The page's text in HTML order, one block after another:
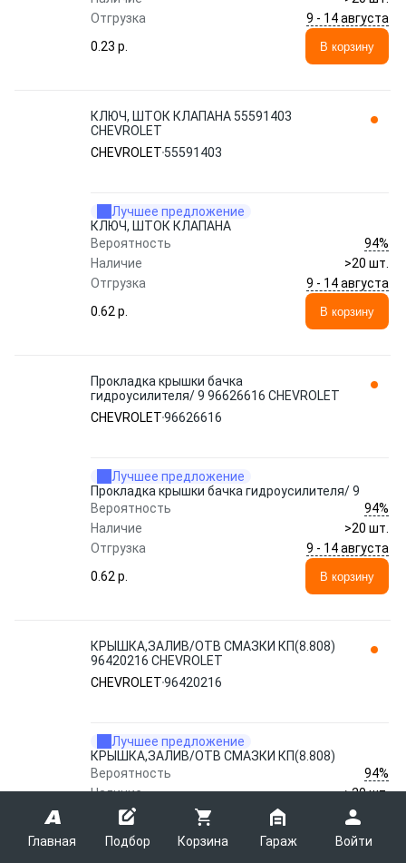
Главная Подбор Корзина Гараж Войти
Отгрузка
9 - 14 августа
0.23 p.
В корзину
КЛЮЧ, ШТОК КЛАПАНА 55591403
CHEVROLET
CHEVROLET 55591403
Лучшее предложение
КЛЮЧ, ШТОК КЛАПАНА
Вероятность
94%
Наличие
>20 шт.
Отгрузка
9 - 14 августа
0.62 p.
В корзину
Прокладка крышки бачка
гидроусилителя/ 9 96626616 CHEVROLET
CHEVROLET96626616
Лучшее предложение
Прокладка крышки бачка гидроусилителя/ 9
Вероятность
94%
Наличие
>20 шт.
Отгрузка
9 - 14 августа
0.62 p.
В корзину
КРЫШКА,ЗАЛИВ/ОТВ СМАЗКИ КП(8.808)
96420216 CHEVROLET
CHEVROLET96420216
Лучшее предложение
КРЫШКА,ЗАЛИВ/ОТВ СМАЗКИ КП(8.808)
Вероятность
94%
Наличие
>20 шт.
Отгрузка
9 - 14 августа
0.62 p.
В корзину